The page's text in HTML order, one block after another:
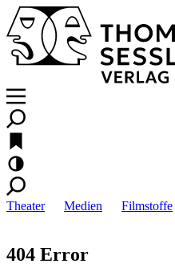
Theater Medien Filmstoffe
404 Error